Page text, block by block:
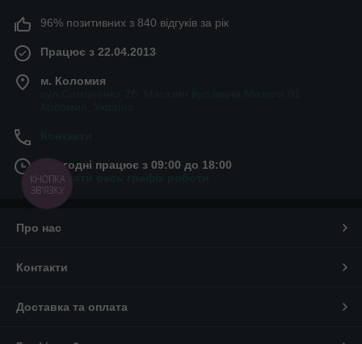
96% позитивних з 840 відгуків за рік
Працює з 22.04.2013
м. Коломия
Сьогодні працює з 09:00 до 18:00
Показати весь графік роботи
Про нас
Контакти
Доставка та оплата
КНОПКА
ЗВ'ЯЗКУ